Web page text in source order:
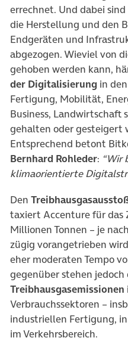
errechnet. Und dabei
die Herstellung und den
Endgeräten und
abgezogen. Wieviel von
gehoben werden kann,
der Digitalisierung in
Fertigung, Mobilität,
Business, Landwirtschaft
gehalten oder gesteigert
Entsprechend betont
Bernhard Rohleder: “Wir
klimaorientierte
Den
taxiert Accenture für das
Millionen Tonnen – je
zügig vorangetrieben
eher moderaten Tempo
gegenüber stehen
Treibhausgasemissionen
Verbrauchssektoren –
industriellen Fertigung,
im Verkehrsbereich.